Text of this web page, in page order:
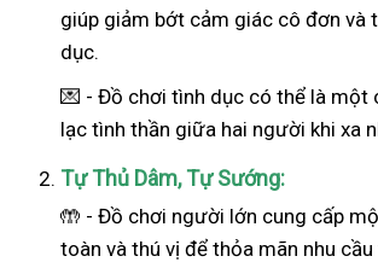
giúp giảm bớt cảm giác cô đơn và
dục.
💌 - Đồ chơi tình dục có thể là một
lạc tình thần giữa hai người khi xa
Tự Thủ Dâm, Tự Sướng:
🤲 - Đồ chơi người lớn cung cấp
toàn và thú vị để thỏa mãn nhu